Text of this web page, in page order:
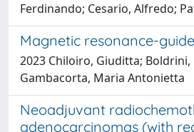
Ferdinando; Cesario, Alfredo;
Magnetic resonance-
2023 Chiloiro, Giuditta; Boldrini,
Gambacorta, Maria Antonietta
Neoadjuvant
adenocarcinomas (with